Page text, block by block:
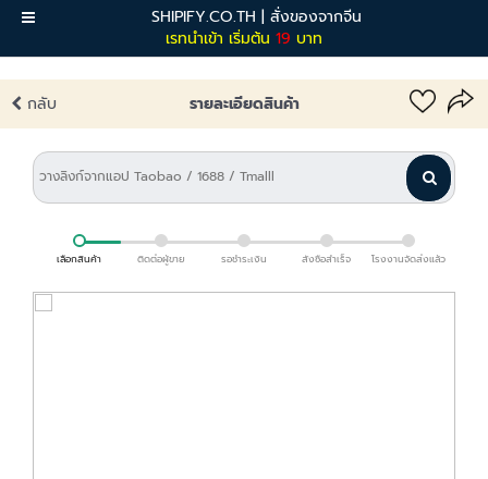
SHIPIFY.CO.TH | สั่งของจากจีน
เรทนำเข้า เริ่มต้น 19 บาท
เมนู
กลับ รายละเอียดสินค้า
เลือกสินค้า ติดต่อผู้ขาย รอชำระเงิน สั่งซื้อสำเร็จ โรงงานจัดส่งแล้ว